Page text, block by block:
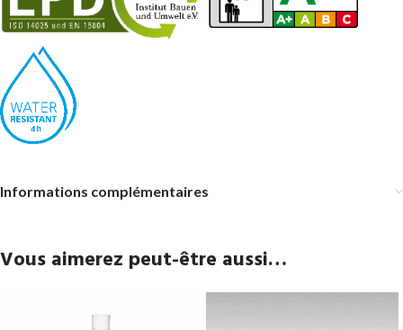
Informations complémentaires
Vous aimerez peut-être aussi…